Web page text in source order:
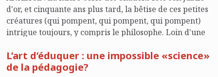
d'or, et cinquante ans plus tard, la bêtise de ces petites
créatures (qui pompent, qui pompent, qui pompent)
intrigue toujours, y compris le philosophe. Loin d'une
autodestructrices de nos sociétés modernes.
L’art d’éduquer : une impossible «science»
de la pédagogie?